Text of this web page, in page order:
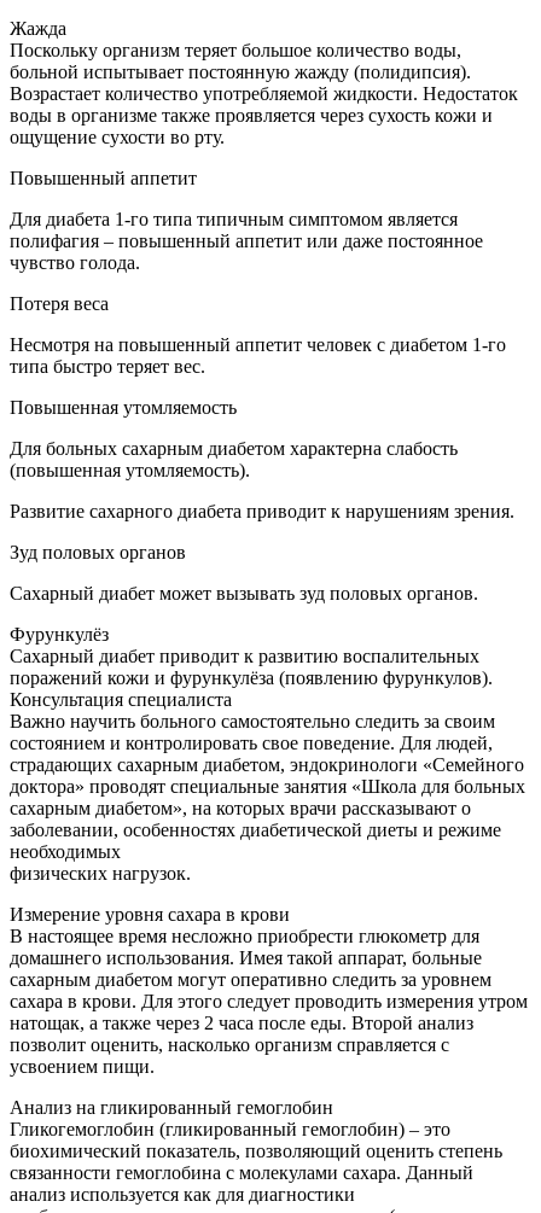
Жажда
Поскольку организм теряет большое количество воды,
больной испытывает постоянную жажду (полидипсия).
Возрастает количество употребляемой жидкости. Недостаток
воды в организме также проявляется через сухость кожи и
ощущение сухости во рту.
Повышенный аппетит
Для диабета 1-го типа типичным симптомом является
полифагия – повышенный аппетит или даже постоянное
чувство голода.
Потеря веса
Несмотря на повышенный аппетит человек с диабетом 1-го
типа быстро теряет вес.
Повышенная утомляемость
Для больных сахарным диабетом характерна слабость
(повышенная утомляемость).
Развитие сахарного диабета приводит к нарушениям зрения.
Зуд половых органов
Сахарный диабет может вызывать зуд половых органов.
Фурункулёз
Сахарный диабет приводит к развитию воспалительных
поражений кожи и фурункулёза (появлению фурункулов).
Консультация специалиста
Важно научить больного самостоятельно следить за своим
состоянием и контролировать свое поведение. Для людей,
страдающих сахарным диабетом, эндокринологи «Семейного
доктора» проводят специальные занятия «Школа для больных
сахарным диабетом», на которых врачи рассказывают о
заболевании, особенностях диабетической диеты и режиме
необходимых
физических нагрузок.
Измерение уровня сахара в крови
В настоящее время несложно приобрести глюкометр для
домашнего использования. Имея такой аппарат, больные
сахарным диабетом могут оперативно следить за уровнем
сахара в крови. Для этого следует проводить измерения утром
натощак, а также через 2 часа после еды. Второй анализ
позволит оценить, насколько организм справляется с
усвоением пищи.
Анализ на гликированный гемоглобин
Гликогемоглобин (гликированный гемоглобин) – это
биохимический показатель, позволяющий оценить степень
связанности гемоглобина с молекулами сахара. Данный
анализ используется как для диагностики